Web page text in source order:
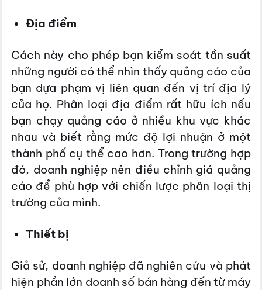
Địa điểm
Cách này cho phép bạn kiểm soát tần suất
những người có thể nhìn thấy quảng cáo của
bạn dựa phạm vị liên quan đến vị trí địa lý
của họ. Phân loại địa điểm rất hữu ích nếu
bạn chạy quảng cáo ở nhiều khu vực khác
nhau và biết rằng mức độ lợi nhuận ở một
thành phố cụ thể cao hơn. Trong trường hợp
đó, doanh nghiệp nên điều chỉnh giá quảng
cáo để phù hợp với chiến lược phân loại thị
trường của mình.
Thiết bị
Giả sử, doanh nghiệp đã nghiên cứu và phát
hiện phần lớn doanh số bán hàng đến từ máy